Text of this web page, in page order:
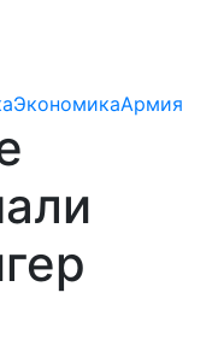
ЭкономикаАрмия